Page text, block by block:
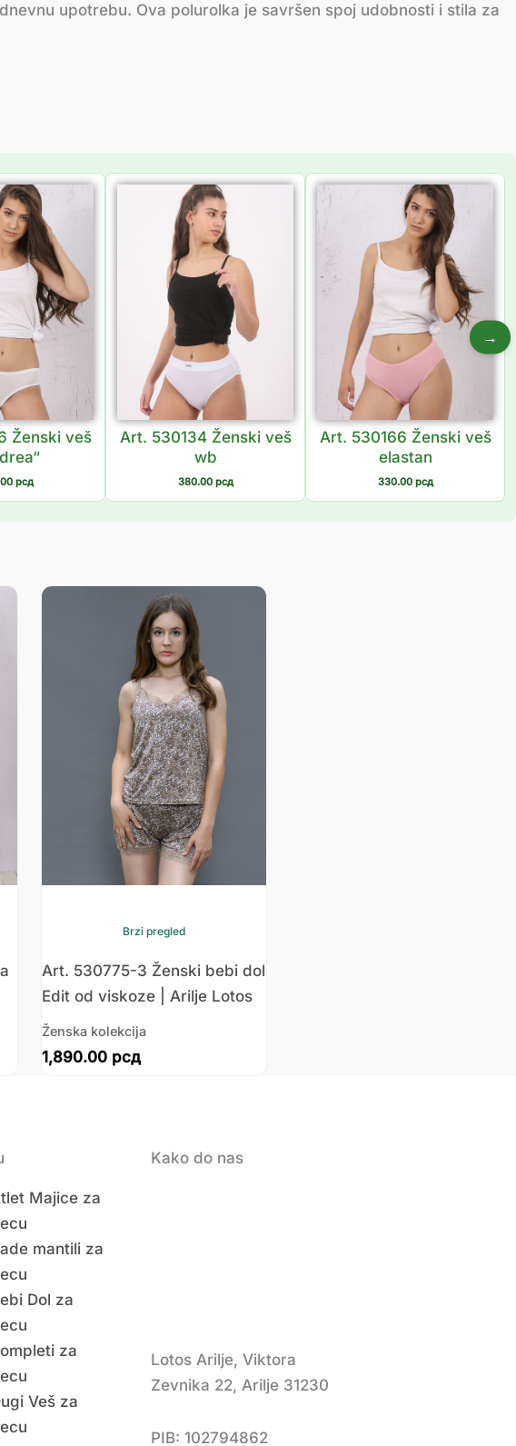
upotrebu. Ova polurolka je savršen spoj udobnosti i stila za
Ženski veš
рсд
Art. 530134 Ženski veš
wb
380.00 рсд
Art. 530166 Ženski veš
elastan
330.00 рсд
→
Brzi pregled
Art. 530775-3 Ženski bebi dol
Edit od viskoze | Arilje Lotos
Ženska kolekcija
1,890.00 рсд
Majice za
mantili za
Dol za
za
Veš za
Kako do nas
Lotos Arilje, Viktora
Zevnika 22, Arilje 31230
PIB: 102794862